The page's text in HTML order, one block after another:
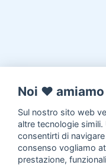
Noi ♥️
Sul nostro sito web
altre tecnologie
consentirti di
consenso vogliamo
prestazione,